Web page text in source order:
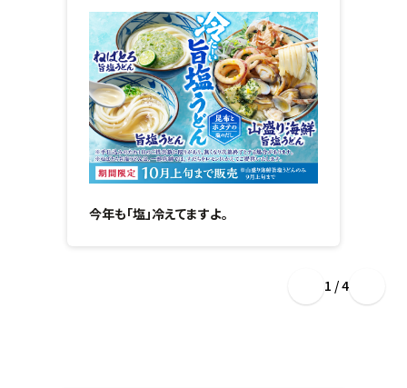
今年も「塩」冷えてますよ。
1 / 4